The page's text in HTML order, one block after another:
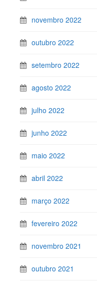
novembro 2022
outubro 2022
setembro 2022
agosto 2022
julho 2022
junho 2022
maio 2022
abril 2022
março 2022
fevereiro 2022
novembro 2021
outubro 2021